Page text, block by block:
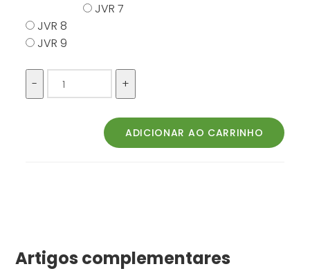
JVR 7
JVR 8
JVR 9
Artigos complementares